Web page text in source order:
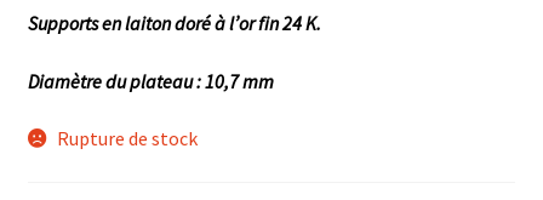
Supports en laiton doré à l’or fin 24 K.
Diamètre du plateau : 10,7 mm
Rupture de stock